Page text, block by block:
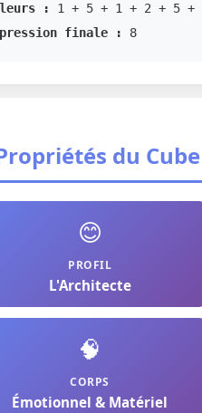
:
1 + 5 + 1 + 2 + 5 +
finale :
8
du Cube
😊
PROFIL
L'Architecte
🧠
CORPS
Émotionnel & Matériel